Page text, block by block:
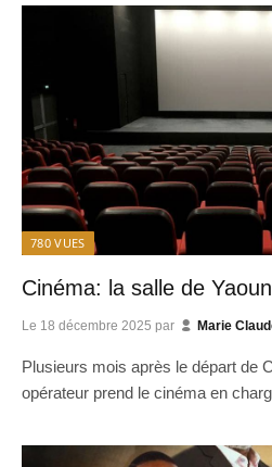
780 VUES
Cinéma: la salle de
Le 18 décembre 2025 par Marie
Plusieurs mois après le départ de
opérateur prend le cinéma en